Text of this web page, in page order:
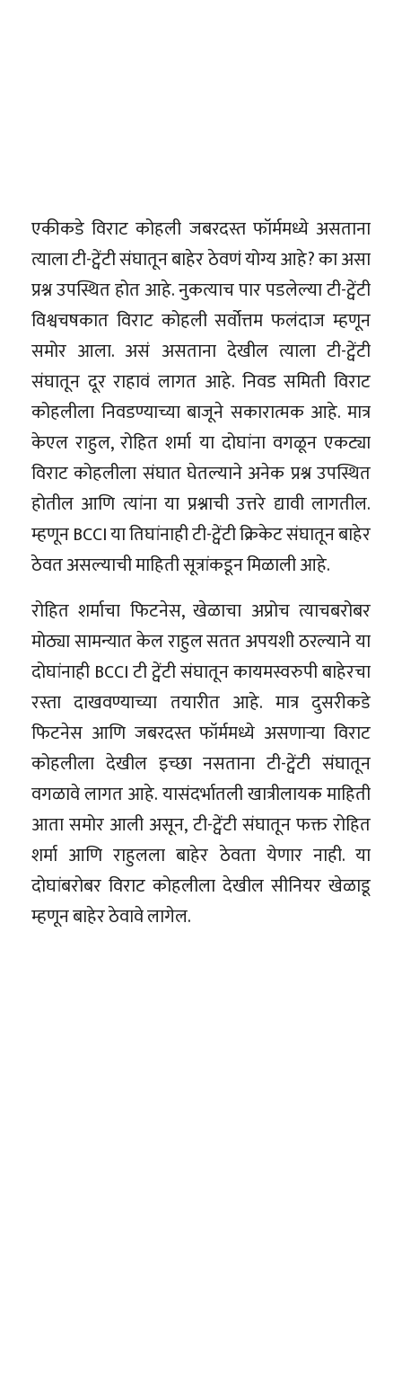
एकीकडे विराट कोहली जबरदस्त फॉर्ममध्ये असताना
त्याला टी-ट्वेंटी संघातून बाहेर ठेवणं योग्य आहे? का असा
प्रश्न उपस्थित होत आहे. नुकत्याच पार पडलेल्या टी-ट्वेंटी
विश्वचषकात विराट कोहली सर्वोत्तम फलंदाज म्हणून
समोर आला. असं असताना देखील त्याला टी-ट्वेंटी
संघातून दूर राहावं लागत आहे. निवड समिती विराट
कोहलीला निवडण्याच्या बाजूने सकारात्मक आहे. मात्र
केएल राहुल, रोहित शर्मा या दोघांना वगळून एकट्या
विराट कोहलीला संघात घेतल्याने अनेक प्रश्न उपस्थित
होतील आणि त्यांना या प्रश्नाची उत्तरे द्यावी लागतील.
म्हणून BCCI या तिघांनाही टी-ट्वेंटी क्रिकेट संघातून बाहेर
ठेवत असल्याची माहिती सूत्रांकडून मिळाली आहे.
रोहित शर्माचा फिटनेस, खेळाचा अप्रोच त्याचबरोबर
मोठ्या सामन्यात केल राहुल सतत अपयशी ठरल्याने या
दोघांनाही BCCI टी ट्वेंटी संघातून कायमस्वरुपी बाहेरचा
रस्ता दाखवण्याच्या तयारीत आहे. मात्र दुसरीकडे
फिटनेस आणि जबरदस्त फॉर्ममध्ये असणाऱ्या विराट
कोहलीला देखील इच्छा नसताना टी-ट्वेंटी संघातून
वगळावे लागत आहे. यासंदर्भातली खात्रीलायक माहिती
आता समोर आली असून, टी-ट्वेंटी संघातून फक्त रोहित
शर्मा आणि राहुलला बाहेर ठेवता येणार नाही. या
दोघांबरोबर विराट कोहलीला देखील सीनियर खेळाडू
म्हणून बाहेर ठेवावे लागेल.